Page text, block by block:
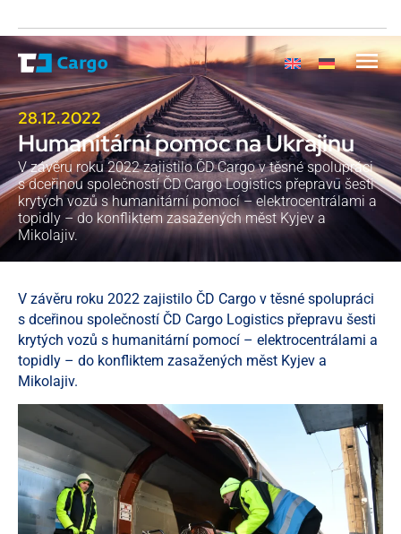
28.12.2022
Humanitární pomoc na Ukrajinu
V závěru roku 2022 zajistilo ČD Cargo v těsné spolupráci
s dceřinou společností ČD Cargo Logistics přepravu šesti
krytých vozů s humanitární pomocí – elektrocentrálami a
topidly – do konfliktem zasažených měst Kyjev a
Mikolajiv.
V závěru roku 2022 zajistilo ČD Cargo v těsné spolupráci
s dceřinou společností ČD Cargo Logistics přepravu šesti
krytých vozů s humanitární pomocí – elektrocentrálami a
topidly – do konfliktem zasažených měst Kyjev a
Mikolajiv.